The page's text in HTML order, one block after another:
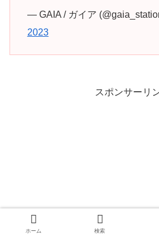
— GAIA / ガイア
2023
スポンサーリ
ホーム 検索